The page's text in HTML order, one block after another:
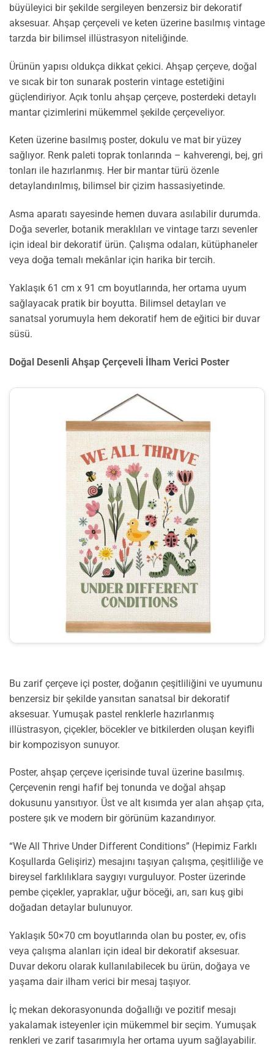
büyüleyici bir şekilde sergileyen benzersiz bir dekoratif
aksesuar. Ahşap çerçeveli ve keten üzerine basılmış vintage
tarzda bir bilimsel illüstrasyon niteliğinde.
Ürünün yapısı oldukça dikkat çekici. Ahşap çerçeve, doğal
ve sıcak bir ton sunarak posterin vintage estetiğini
güçlendiriyor. Açık tonlu ahşap çerçeve, posterdeki detaylı
mantar çizimlerini mükemmel şekilde çerçeveliyor.
Keten üzerine basılmış poster, dokulu ve mat bir yüzey
sağlıyor. Renk paleti toprak tonlarında – kahverengi, bej, gri
tonları ile hazırlanmış. Her bir mantar türü özenle
detaylandırılmış, bilimsel bir çizim hassasiyetinde.
Asma aparatı sayesinde hemen duvara asılabilir durumda.
Doğa severler, botanik meraklıları ve vintage tarzı sevenler
için ideal bir dekoratif ürün. Çalışma odaları, kütüphaneler
veya doğa temalı mekânlar için harika bir tercih.
Yaklaşık 61 cm x 91 cm boyutlarında, her ortama uyum
sağlayacak pratik bir boyutta. Bilimsel detayları ve
sanatsal yorumuyla hem dekoratif hem de eğitici bir duvar
süsü.
Doğal Desenli Ahşap Çerçeveli İlham Verici Poster
Bu zarif çerçeve içi poster, doğanın çeşitliliğini ve uyumunu
benzersiz bir şekilde yansıtan sanatsal bir dekoratif
aksesuar. Yumuşak pastel renklerle hazırlanmış
illüstrasyon, çiçekler, böcekler ve bitkilerden oluşan keyifli
bir kompozisyon sunuyor.
Poster, ahşap çerçeve içerisinde tuval üzerine basılmış.
Çerçevenin rengi hafif bej tonunda ve doğal ahşap
dokusunu yansıtıyor. Üst ve alt kısımda yer alan ahşap çıta,
postere şık ve modern bir görünüm kazandırıyor.
“We All Thrive Under Different Conditions” (Hepimiz Farklı
Koşullarda Gelişiriz) mesajını taşıyan çalışma, çeşitliliğe ve
bireysel farklılıklara saygıyı vurguluyor. Poster üzerinde
pembe çiçekler, yapraklar, uğur böceği, arı, sarı kuş gibi
doğadan detaylar bulunuyor.
Yaklaşık 50×70 cm boyutlarında olan bu poster, ev, ofis
veya çalışma alanları için ideal bir dekoratif aksesuar.
Duvar dekoru olarak kullanılabilecek bu ürün, doğaya ve
yaşama dair ilham verici bir mesaj taşıyor.
İç mekan dekorasyonunda doğallığı ve pozitif mesajı
yakalamak isteyenler için mükemmel bir seçim. Yumuşak
renkleri ve zarif tasarımıyla her ortama uyum sağlayabilir.